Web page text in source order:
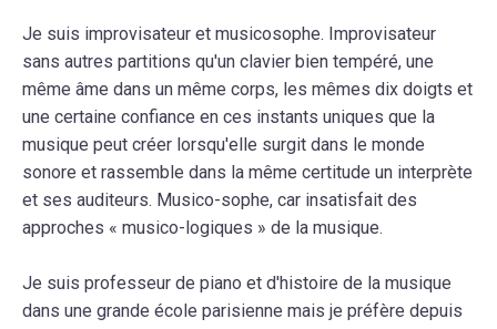
Je suis improvisateur et musicosophe. Improvisateur
sans autres partitions qu'un clavier bien tempéré, une
même âme dans un même corps, les mêmes dix doigts et
une certaine confiance en ces instants uniques que la
musique peut créer lorsqu'elle surgit dans le monde
sonore et rassemble dans la même certitude un interprète
et ses auditeurs. Musico-sophe, car insatisfait des
approches « musico-logiques » de la musique.
Je suis professeur de piano et d'histoire de la musique
dans une grande école parisienne mais je préfère depuis